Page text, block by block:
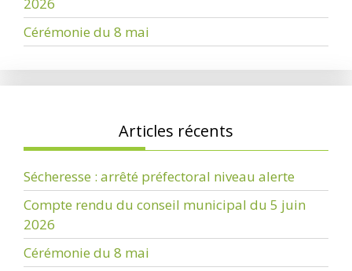
2026
Cérémonie du 8 mai
Articles récents
Sécheresse : arrêté préfectoral niveau alerte
Compte rendu du conseil municipal du 5 juin
2026
Cérémonie du 8 mai